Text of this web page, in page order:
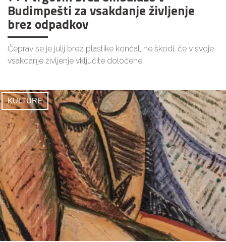
Budimpešti za vsakdanje življenje
brez odpadkov
Čeprav se je julij brez plastike končal, ne škodi, če v svoje
vsakdanje življenje vključite določene
KULTURE